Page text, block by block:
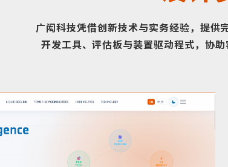
广闳科技凭借创新技术与实务经验，提供
开发工具、评估板与装置驱动程式，协